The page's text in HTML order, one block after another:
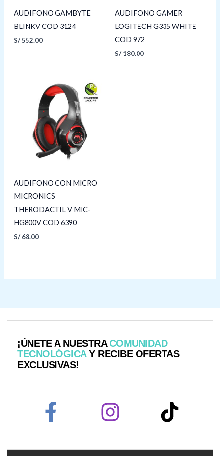
AUDIFONO GAMBYTE
BLINKV COD 3124
S/552.00
AUDIFONO GAMER
LOGITECH G335 WHITE
COD 972
S/ 180.00
AUDIFONO CON MICRO
MICRONICS
THERODACTIL V MIC-
HG800V COD 6390
S/68.00
¡ÚNETE A NUESTRACOMUNIDAD
TECNOLÓGICAY RECIBE OFERTAS
EXCLUSIVAS!